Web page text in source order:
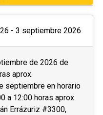
- 3 septiembre 2026
de 2026 de
aprox.
septiembre en horario
a 12:00 horas aprox.
Errázuriz #3300,